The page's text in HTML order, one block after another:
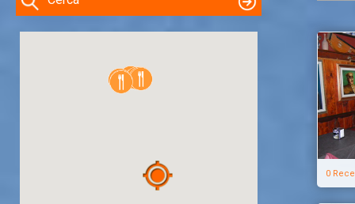
Clicca su una risorsa nella mappa
0